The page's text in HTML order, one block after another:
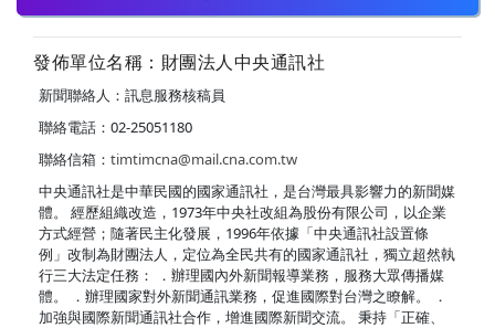
發佈單位名稱：財團法人中央通訊社
新聞聯絡人：訊息服務核稿員
聯絡電話：02-25051180
聯絡信箱： timtimcna@mail.cna.com.tw
中央通訊社是中華民國的國家通訊社，是台灣最具影響力的新聞媒
體。 經歷組織改造，1973年中央社改組為股份有限公司，以企業
方式經營；隨著民主化發展，1996年依據「中央通訊社設置條
例」改制為財團法人，定位為全民共有的國家通訊社，獨立超然執
行三大法定任務： ．辦理國內外新聞報導業務，服務大眾傳播媒
體。 ．辦理國家對外新聞通訊業務，促進國際對台灣之瞭解。 ．
加強與國際新聞通訊社合作，增進國際新聞交流。 秉持「正確、